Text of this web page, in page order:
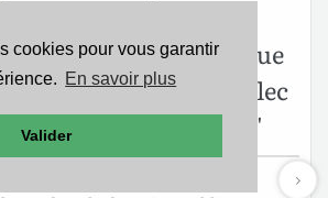
cookies pour vous garantir
En savoir plus
Valider
sa main s’attaque
guerre à Amalec
de siècle en siècle !"